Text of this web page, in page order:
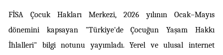
FİSA Çocuk Hakları Merkezi, 2026 yılının Ocak–Mayıs
dönemini kapsayan "Türkiye'de Çocuğun Yaşam Hakkı
İhlalleri" bilgi notunu yayımladı. Yerel ve ulusal internet